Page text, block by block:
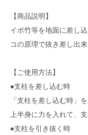
【商品説明】
イボ竹等を地面に差し
コの原理で抜き差し出来
【ご使用方法】
●支柱を差し込む時
「支柱を差し込む時」
上半身に力を入れて、
●支柱を引き抜く時